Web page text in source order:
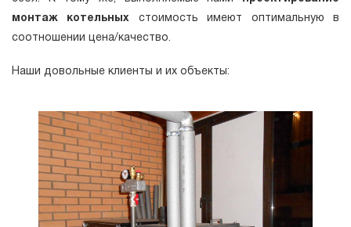
монтаж котельных
стоимость имеют оптимальную в
соотношении цена/качество.
Наши довольные клиенты и их объекты: